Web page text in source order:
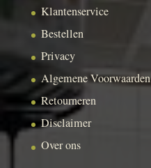
Klantenservice
Bestellen
Privacy
Algemene Voorwaarden
Retourneren
Disclaimer
Over ons